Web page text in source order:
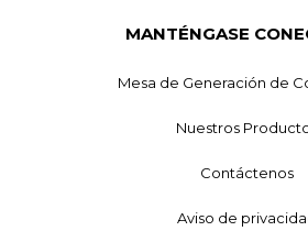
MANTÉNGASE
Mesa de Generación de
Nuestros
Contáctenos
Aviso de